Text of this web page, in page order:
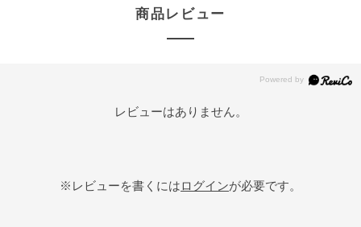
商品レビュー
レビューはありません。
※レビューを書くにはログインが必要です。